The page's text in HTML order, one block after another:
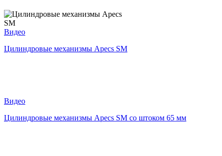
Видео
Цилиндровые механизмы Apecs SM
Видео
Цилиндровые механизмы Apecs SM со штоком 65 мм